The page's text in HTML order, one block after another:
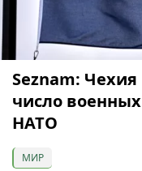
Seznam:
число
НАТО
МИР